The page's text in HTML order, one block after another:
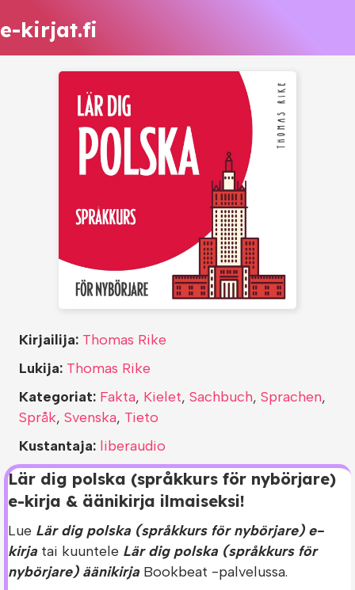
e-kirjat.fi
Lär dig polska (språkkurs för nybörjare)
e-kirja & äänikirja ilmaiseksi!
Lue Lär dig polska (språkkurs för nybörjare) e-
kirja tai kuuntele Lär dig polska (språkkurs för
nybörjare) äänikirja Bookbeat -palvelussa.
Kirjailija: Thomas Rike
Lukija: Thomas Rike
Kategoriat: Fakta, Kielet, Sachbuch, Sprachen,
Språk, Svenska, Tieto
Kustantaja: liberaudio